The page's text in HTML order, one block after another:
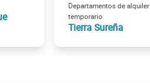
Departamentos de alquiler
temporario
Tierra Sureña